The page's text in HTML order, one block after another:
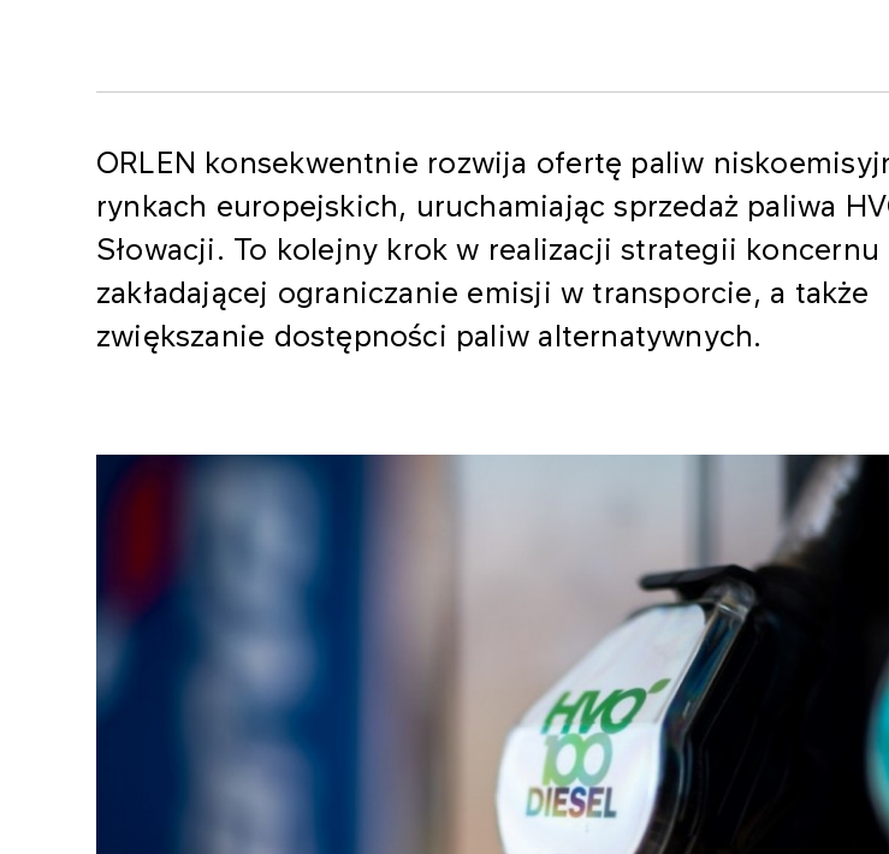
ORLEN konsekwentnie rozwija ofertę paliw
rynkach europejskich, uruchamiając sprzedaż paliwa
Słowacji. To kolejny krok w realizacji strategii koncernu
zakładającej ograniczanie emisji w transporcie, a także
zwiększanie dostępności paliw alternatywnych.